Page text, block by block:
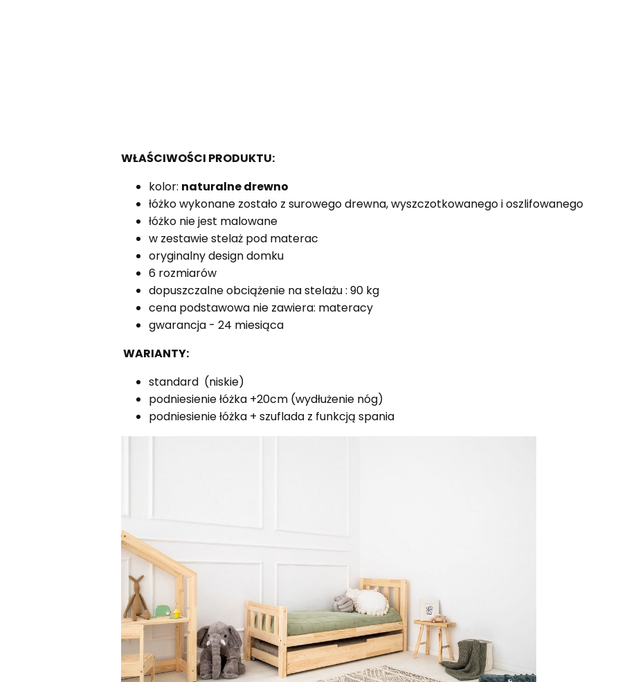
WŁAŚCIWOŚCI PRODUKTU:
kolor: naturalne drewno
łóżko wykonane zostało z surowego drewna, wyszczotkowanego i oszlifowanego
łóżko nie jest malowane
w zestawie stelaż pod materac
oryginalny design domku
6 rozmiarów
dopuszczalne obciążenie na stelażu : 90 kg
cena podstawowa nie zawiera: materacy
gwarancja - 24 miesiąca
WARIANTY:
standard (niskie)
podniesienie łóżka +20cm (wydłużenie nóg)
podniesienie łóżka + szuflada z funkcją spania